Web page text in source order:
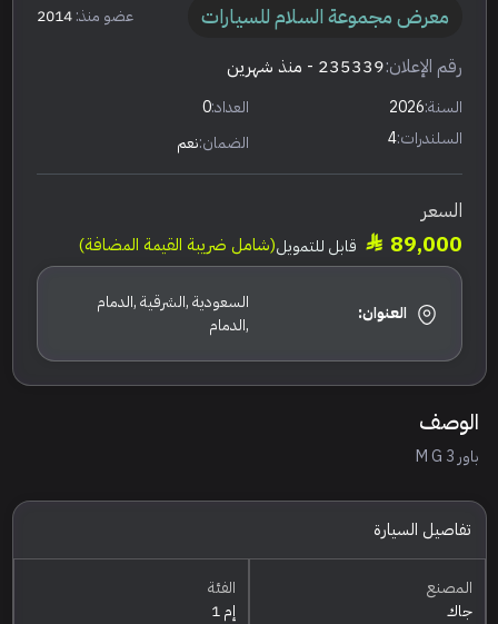
معرض مجموعة السلام للسيارات عضو منذ:2014
رقم الإعلان:235339 - منذ شهرين
السنة:2026 العداد:0
السلندرات:4 الضمان:نعم
السعر
89,000 قابل للتمويل(شامل ضريبة القيمة المضافة)
العنوان:
السعودية ,الشرقية ,الدمام
,الدمام
الوصف
باور M G 3
تفاصيل السيارة
المصنع
جاك
الفئة
إم 1